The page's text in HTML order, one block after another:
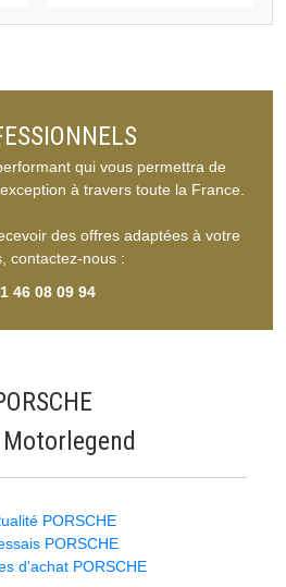
qui vous permettra de
à travers toute la France.
des offres adaptées à votre
contactez-nous :
46 08 09 94
PORSCHE
PORSCHE
d'achat PORSCHE